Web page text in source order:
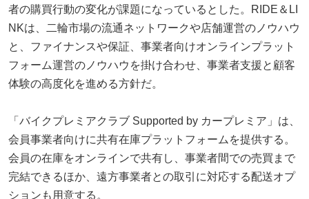
者の購買行動の変化が課題になっているとした。RIDE＆LI
NKは、二輪市場の流通ネットワークや店舗運営のノウハウ
と、ファイナンスや保証、事業者向けオンラインプラット
フォーム運営のノウハウを掛け合わせ、事業者支援と顧客
体験の高度化を進める方針だ。
「バイクプレミアクラブ Supported by カープレミア」は、
会員事業者向けに共有在庫プラットフォームを提供する。
会員の在庫をオンラインで共有し、事業者間での売買まで
完結できるほか、遠方事業者との取引に対応する配送オプ
ションも用意する。